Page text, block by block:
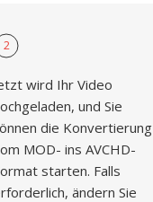
2
wird Ihr Video
und Sie
die Konvertierung
MOD- ins AVCHD-
starten. Falls
ändern Sie